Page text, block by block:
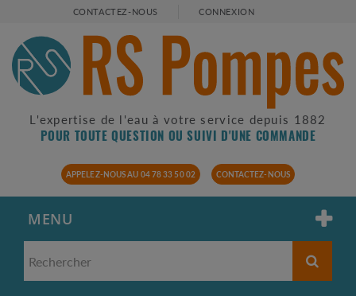
CONTACTEZ-NOUS CONNEXION
L'expertise de l'eau à votre service depuis 1882
POUR TOUTE QUESTION OU SUIVI D'UNE COMMANDE
APPELEZ-NOUS AU 04 78 33 50 02 CONTACTEZ-NOUS
MENU